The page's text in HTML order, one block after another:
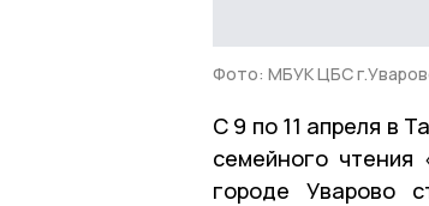
Фото: МБУК ЦБС
С 9 по 11 апреля в
семейного
городе Уварово